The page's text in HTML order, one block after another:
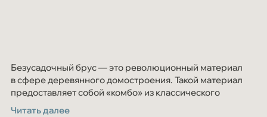
Безусадочный брус — это революционный материал
в сфере деревянного домостроения. Такой материал
предоставляет собой «комбо» из классического
клеёного бруса и дополнительных ламелей
Читать далее